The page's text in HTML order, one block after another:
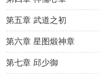
第五章 武道之初
第六章 星图煅神章
第七章 邱少御